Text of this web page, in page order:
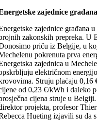
zajednice
zajednice građana
zakonskih prepreka. U
priču iz Belgije, u
pokrenuta prva
zajednica u
električnom
Struju plaćaju 0,16
od 0,23 €/kWh i daleko
cijena struje u
projekta, profesor
Hueting izjavili su da